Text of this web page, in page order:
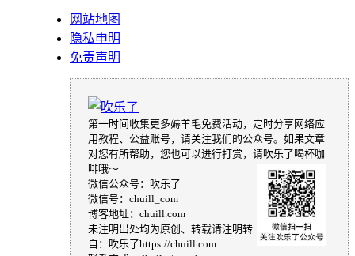
网站地图
隐私申明
免责声明
第一时间收集更多薅羊毛免费活动，定时分享网络应
用教程、公益账号，请关注我们的公众号。如果文章
对您有所帮助，您也可以进行打赏，请吹乐了喝杯咖
啡哦～
微信公众号：吹乐了
微信号：chuill_com
博客地址：chuill.com
未注明出处均为原创、转载请注明转
自：吹乐了https://chuill.com